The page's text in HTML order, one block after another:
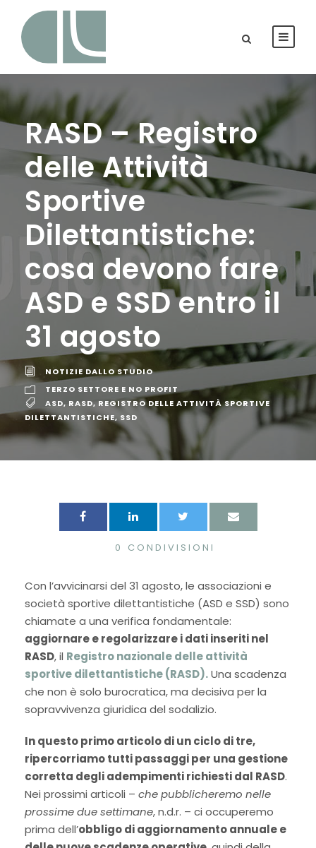
RASD – Registro
delle Attività
Sportive
Dilettantistiche:
cosa devono fare
ASD e SSD entro il
31 agosto
NOTIZIE DALLO STUDIO
TERZO SETTORE E NO PROFIT
ASD, RASD, REGISTRO DELLE ATTIVITÀ SPORTIVE
DILETTANTISTICHE, SSD
0 CONDIVISIONI
Con l’avvicinarsi del 31 agosto, le associazioni e
società sportive dilettantistiche (ASD e SSD) sono
chiamate a una verifica fondamentale:
aggiornare e regolarizzare i dati inseriti nel
RASD, il Registro nazionale delle attività
sportive dilettantistiche (RASD).Una scadenza
che non è solo burocratica, ma decisiva per la
sopravvivenza giuridica del sodalizio.
In questoprimoarticolodiun ciclo ditre,
ripercorriamo tutti passaggi per una gestione
corretta degli adempimenti richiesti dal RASD.
Nei prossimi articoli – che pubblicheremo nelle
prossime due settimane, n.d.r. – ci occuperemo
prima dell’obbligo di aggiornamento annuale e